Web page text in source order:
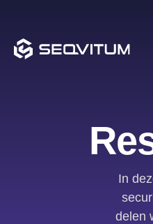
In
delen